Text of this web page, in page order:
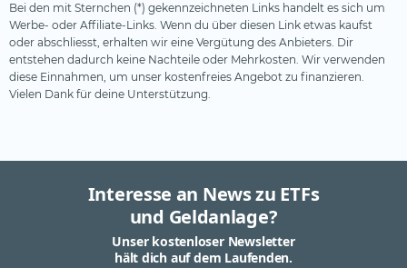
Bei den mit Sternchen (*) gekennzeichneten Links handelt es sich um
Werbe- oder Affiliate-Links. Wenn du über diesen Link etwas kaufst
oder abschliesst, erhalten wir eine Vergütung des Anbieters. Dir
entstehen dadurch keine Nachteile oder Mehrkosten. Wir verwenden
diese Einnahmen, um unser kostenfreies Angebot zu finanzieren.
Vielen Dank für deine Unterstützung.
Interesse an News zu ETFs
und Geldanlage?
Unser kostenloser Newsletter
hält dich auf dem Laufenden.